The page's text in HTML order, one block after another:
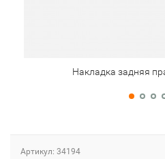
Накладка задняя
Артикул: 34194